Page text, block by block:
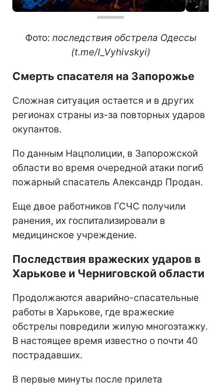
Фото: последствия обстрела Одессы
(t.me/I_Vyhivskyi)
Смерть спасателя на Запорожье
Сложная ситуация остается и в других
регионах страны из-за повторных ударов
окупантов.
По данным Нацполиции, в Запорожской
области во время очередной атаки погиб
пожарный спасатель Александр Продан.
Еще двое работников ГСЧС получили
ранения, их госпитализировали в
медицинское учреждение.
Последствия вражеских ударов в
Харькове и Черниговской области
Продолжаются аварийно-спасательные
работы в Харькове, где вражеские
обстрелы повредили жилую многоэтажку.
В настоящее время известно о почти 40
пострадавших.
В первые минуты после прилета